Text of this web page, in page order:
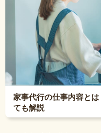
家事代行の仕事内容と
ても解説